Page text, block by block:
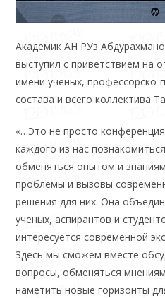
Академик АН РУз
выступил с приветствием на
имени ученых, профессорско-
состава и всего коллектива
«…Это не просто
каждого из нас
обменяться опытом и
проблемы и вызовы
решения для них. Она
ученых, аспирантов и
интересуется современной
Здесь мы сможем вместе
вопросы, обменяться
наметить новые горизонты